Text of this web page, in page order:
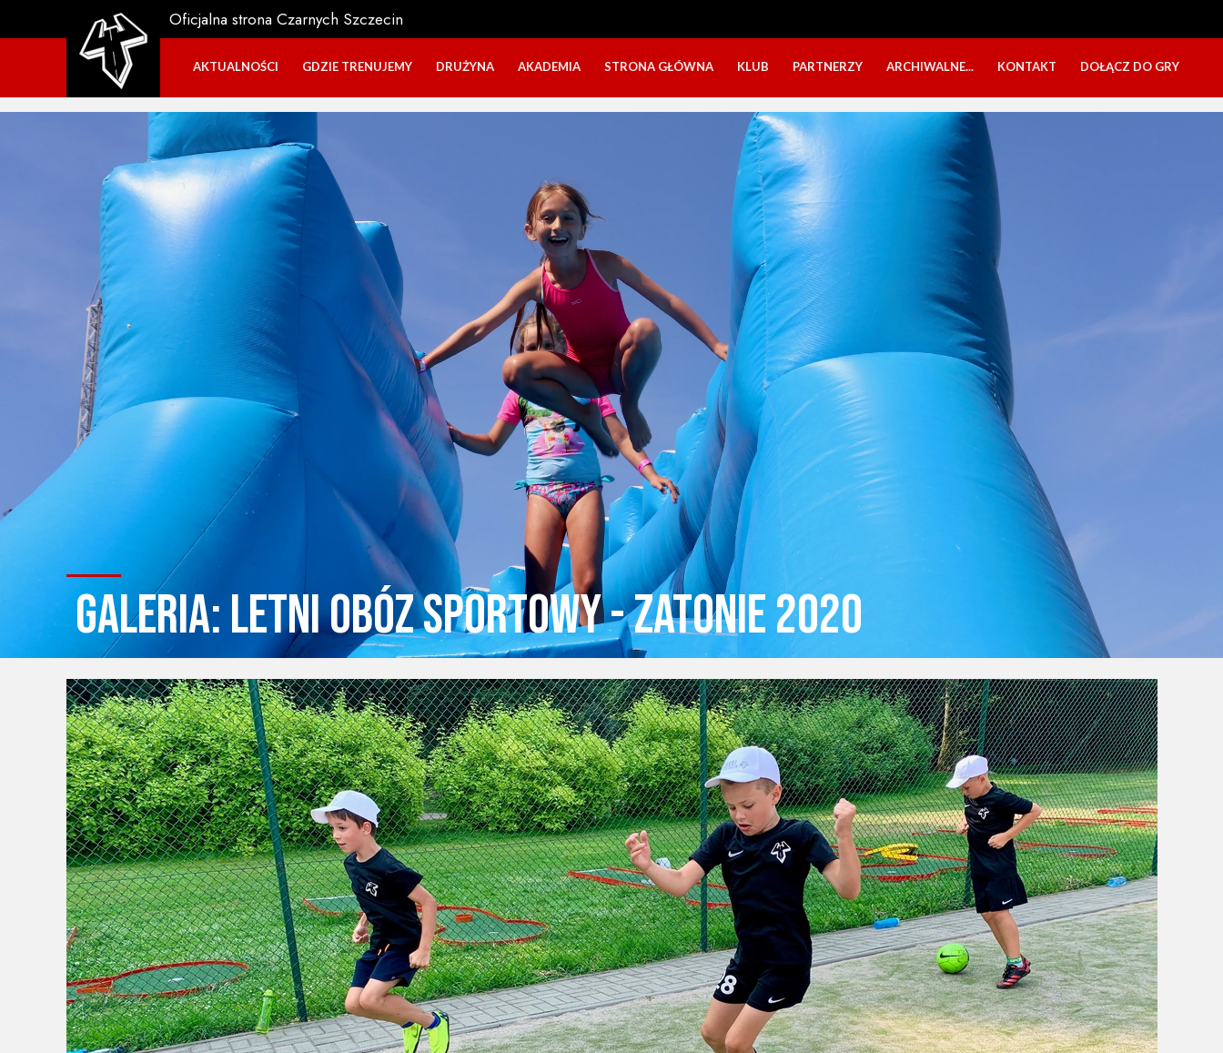
galeria: Letni obóz sportowy - Zatonie 2020
Oficjalna strona Czarnych Szczecin
AKTUALNOŚCI GDZIE TRENUJEMY DRUŻYNA AKADEMIA
SZTAB TRENERSKI
OPINIE RODZICÓW O OBOZACH
STRONA GŁÓWNA KLUB
NASZE DZIEŁA
PARTNERZY ARCHIWALNE...
PÓŁKOLONIE 2025
SBO 2023
CZARNI W MEDIACH
FESTYN CHARYTATYWNY
CZAS NA DZIEWCZYNY
OBÓZ W ZATONIU 2020
OBÓZ W KALISZU 2020
KONTAKT DOŁĄCZ DO GRY